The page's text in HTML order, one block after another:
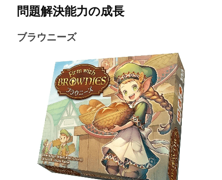
問題解決能力の成長
ブラウニーズ